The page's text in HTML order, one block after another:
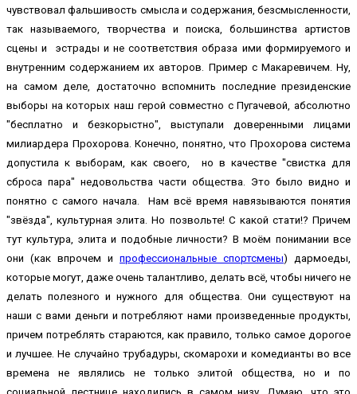
чувствовал фальшивость смысла и содержания, безсмысленности,
так называемого, творчества и поиска, большинства артистов
сцены и эстрады и не соответствия образа ими формируемого и
внутренним содержанием их авторов. Пример с Макаревичем. Ну,
на самом деле, достаточно вспомнить последние президенские
выборы на которых наш герой совместно с Пугачевой, абсолютно
"бесплатно и безкорыстно", выступали доверенными лицами
милиардера Прохорова. Конечно, понятно, что Прохорова система
допустила к выборам, как своего, но в качестве "свистка для
сброса пара" недовольства части общества. Это было видно и
понятно с самого начала. Нам всё время навязываются понятия
"звёзда", культурная элита. Но позвольте! С какой стати!? Причем
тут культура, элита и подобные личности? В моём понимании все
они (как впрочем и профессиональные спортсмены) дармоеды,
которые могут, даже очень талантливо, делать всё, чтобы ничего не
делать полезного и нужного для общества. Они существуют на
наши с вами деньги и потребляют нами произведенные продукты,
причем потреблять стараются, как правило, только самое дорогое
и лучшее. Не случайно трубадуры, скомарохи и комедианты во все
времена не являлись не только элитой общества, но и по